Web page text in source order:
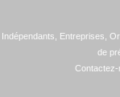
Indépendants, Entreprises,
de
Contactez-